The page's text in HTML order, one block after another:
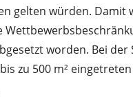
gelten würden. Damit
worden. Bei
zu 500 m²